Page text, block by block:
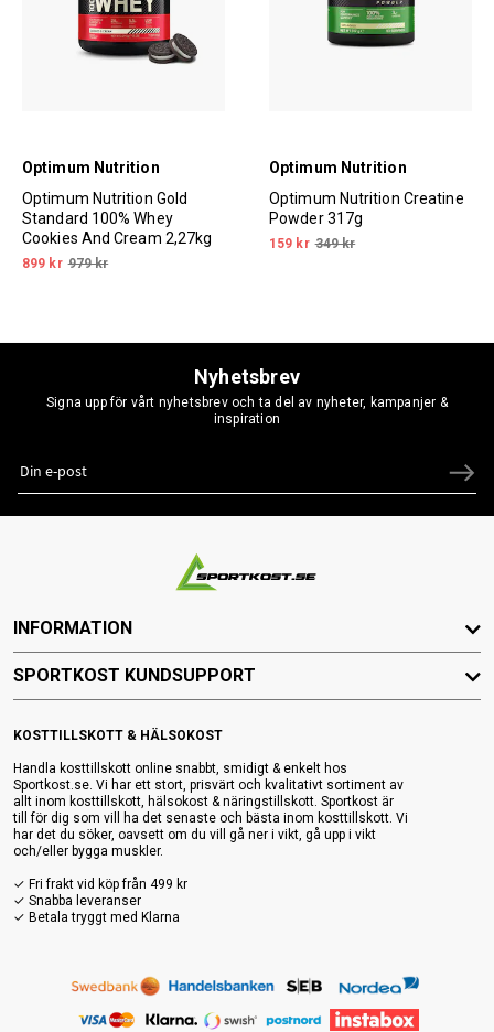
Optimum Nutrition
Optimum Nutrition Gold
Standard 100% Whey
Cookies And Cream 2,27kg
899 kr 979 kr
Optimum Nutrition
Optimum Nutrition Creatine
Powder 317g
159 kr 349 kr
Nyhetsbrev
Signa upp för vårt nyhetsbrev och ta del av nyheter, kampanjer &
inspiration
KOSTTILLSKOTT & HÄLSOKOST
Handla kosttillskott online snabbt, smidigt & enkelt hos
Sportkost.se. Vi har ett stort, prisvärt och kvalitativt sortiment av
allt inom kosttillskott, hälsokost & näringstillskott. Sportkost är
till för dig som vill ha det senaste och bästa inom kosttillskott. Vi
har det du söker, oavsett om du vill gå ner i vikt, gå upp i vikt
och/eller bygga muskler.
✓ Fri frakt vid köp från 499 kr
✓ Snabba leveranser
✓ Betala tryggt med Klarna
INFORMATION
SPORTKOST KUNDSUPPORT